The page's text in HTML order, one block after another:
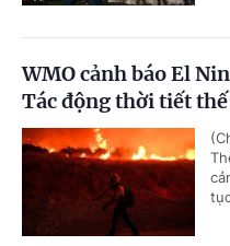
WMO cảnh báo El
Tác động thời tiết thế